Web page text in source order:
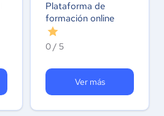
Plataforma de
formación online
0 / 5
Ver más